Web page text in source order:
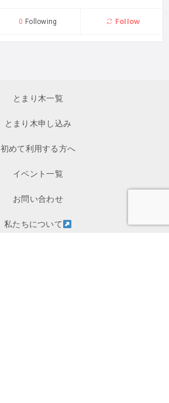
0 Following Follow
とまり木一覧
とまり木申し込み
初めて利用する方へ
イベント一覧
お問い合わせ
私たちについて